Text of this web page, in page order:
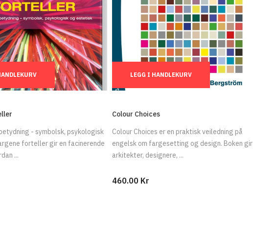
- symbolsk, psykologisk
forteller gir en facinerende
...
LEGG I HANDLEKURV
Colour Choices
Colour Choices er en praktisk veiledning på
engelsk om fargesetting og design. Boken gir
arkitekter, designere, ...
460.00 Kr